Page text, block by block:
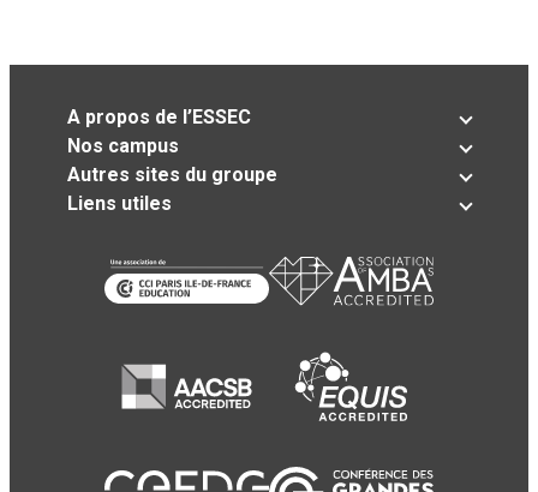
A propos de l’ESSEC
Nos campus
Autres sites du groupe
Liens utiles